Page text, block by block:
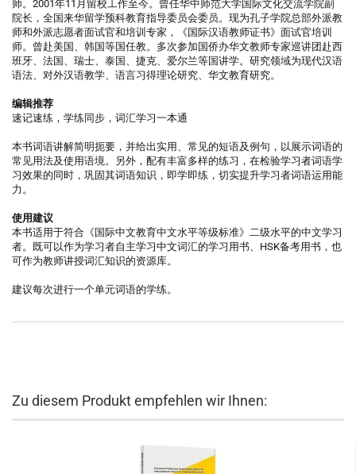
师。2001年11月留校工作至今。曾任华中师范大学国际文化交流学院副
院长，全国来华留学预科教育指导委员会委员。现为孔子学院总部外派教
师和外派志愿者面试官和培训专家，《国际汉语教师证书》面试官培训
师。曾赴美国、韩国等国任教。多次参加国侨办华文教师专家巡讲团赴西
班牙、法国、瑞士、泰国、捷克、爱尔兰等国讲学。研究领域为现代汉语
语法、对外汉语教学、语言习得理论研究、华文教育研究。
编辑推荐
速记速练，学练同步，词汇学习一本通
本书词语讲解简明扼要，并给出实用、常见的短语及例句，以展示词语的
常见用法及使用语境。另外，配有丰富多样的练习，在检验学习者词语学
习效果的同时，巩固其词语知识，即学即练，切实提升学习者词语运用能
力。
使用建议
本书适用于符合《国际中文教育中文水平等级标准》二级水平的中文学习
者。既可以作为学习者自主学习中文词汇的学习用书、HSK备考用书，也
可作为教师讲授词汇知识的资源库。
建议每次进行一个单元词语的学练。
Zu diesem Produkt empfehlen wir Ihnen: